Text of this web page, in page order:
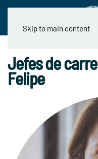
Skip to main content
Jefes de
Felipe